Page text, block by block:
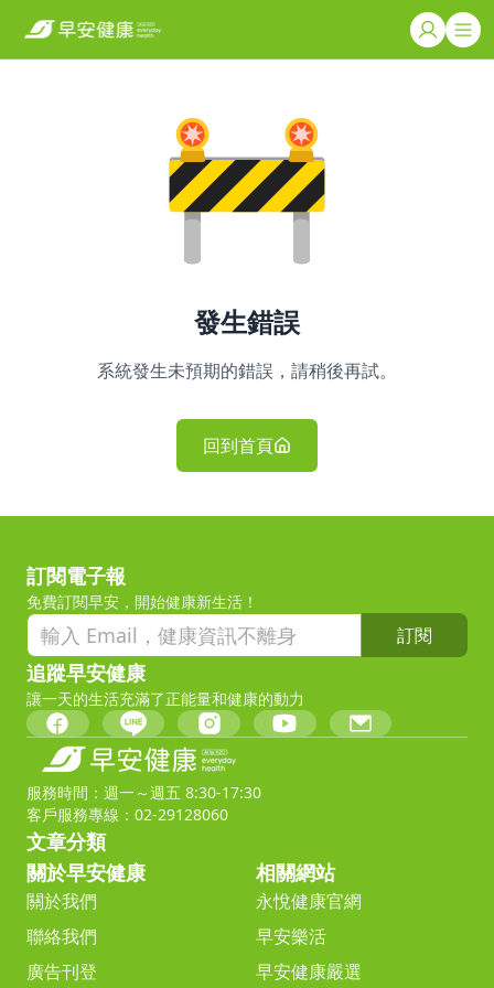
發生錯誤
系統發生未預期的錯誤，請稍後再試。
回到首頁
訂閱電子報
免費訂閱早安，開始健康新生活！
訂閱
追蹤早安健康
讓一天的生活充滿了正能量和健康的動力
服務時間：週一～週五 8:30-17:30
客戶服務專線：02-29128060
文章分類
關於早安健康
關於我們
聯絡我們
廣告刊登
相關網站
永悅健康官網
早安樂活
早安健康嚴選